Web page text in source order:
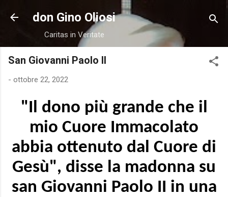
Passa ai contenuti principali
don Gino Oliosi
Caritas in Veritate
San Giovanni Paolo II
- ottobre 22, 2022
"Il dono più grande che il
mio Cuore Immacolato
abbia ottenuto dal Cuore di
Gesù", disse la madonna su
san Giovanni Paolo II in una